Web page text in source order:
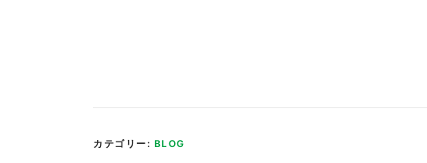
カテゴリー: BLOG